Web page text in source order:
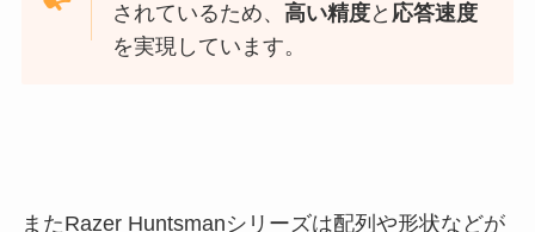
されているため、高い精度と 応答速度
を実現しています。
またRazer Huntsmanシリーズは配列や形状などが